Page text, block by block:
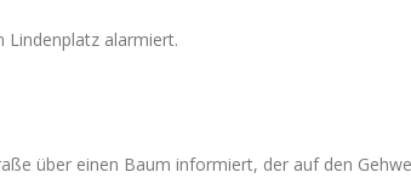
Lindenplatz alarmiert.
über einen Baum informiert, der auf den